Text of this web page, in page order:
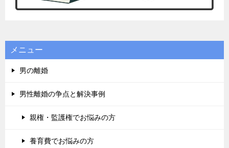
メニュー
男の離婚
男性離婚の争点と解決事例
親権・監護権でお悩みの方
養育費でお悩みの方